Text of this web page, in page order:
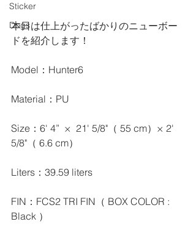
Sticker
Dogs
本日は仕上がったばかりのニューボー
ドを紹介します！
Model：Hunter6
Material：PU
Size：6' 4”  ×  21' 5/8"（ 55 cm）× 2'
5/8"（ 6.6 cm）
Liters：39.59 liters
FIN：FCS2 TRI FIN（ BOX COLOR :
Black ）